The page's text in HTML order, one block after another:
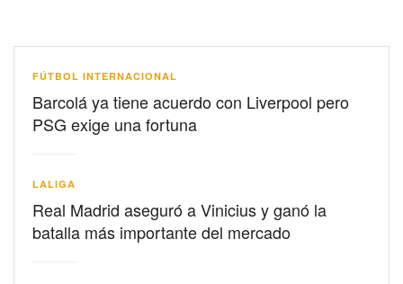
FÚTBOL INTERNACIONAL
Barcolá ya tiene acuerdo con Liverpool pero
PSG exige una fortuna
LALIGA
Real Madrid aseguró a Vinicius y ganó la
batalla más importante del mercado